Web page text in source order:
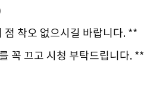
점 착오 없으시길 바랍니다. **
꼭 끄고 시청 부탁드립니다. **